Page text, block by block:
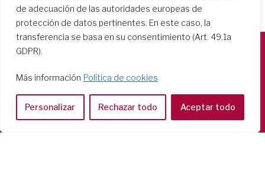
de adecuación de las autoridades europeas de
protección de datos pertinentes. En este caso, la
transferencia se basa en su consentimiento (Art. 49.1a
GDPR).
Más información Política de cookies
Personalizar Rechazar todo Aceptar todo
Casa Generalizia
Via Tarquinio Vipera, 16 - 00152 Roma
Tel: 06 58 23 03 32 or 06 58 20 31 17